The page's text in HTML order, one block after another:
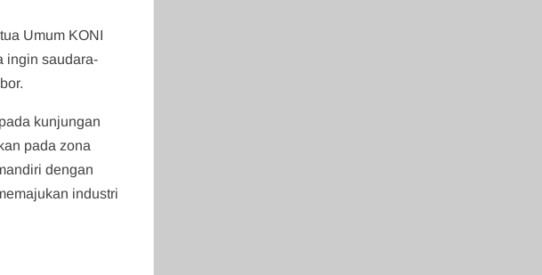
Umum KONI
ingin saudara-
kunjungan
pada zona
dengan
industri